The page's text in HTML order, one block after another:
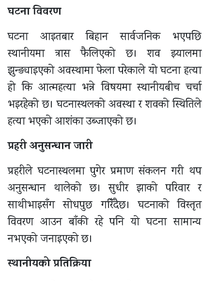
घटनाविवरण
घटना आइतबार बिहान सार्वजनिक भएपछि
स्थानीयमा त्रास फैलिएको छ। शव झ्यालमा
झुन्ड्याइएको अवस्थामा फेला परेकाले यो घटना हत्या
हो कि आत्महत्या भन्ने विषयमा स्थानीयबीच चर्चा
भइरहेको छ। घटनास्थलको अवस्था र शवको स्थितिले
हत्या भएको आशंका उब्जाएको छ।
प्रहरीअनुसन्धानजारी
प्रहरीले घटनास्थलमा पुगेर प्रमाण संकलन गरी थप
अनुसन्धान थालेको छ। सुधीर झाको परिवार र
साथीभाइसँग सोधपुछ गरिँदैछ। घटनाको विस्तृत
विवरण आउन बाँकी रहे पनि यो घटना सामान्य
नभएको जनाइएको छ।
स्थानीयकोप्रतिक्रिया